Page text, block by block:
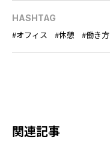
HASHTAG
オフィス 休憩 働き方
関連記事